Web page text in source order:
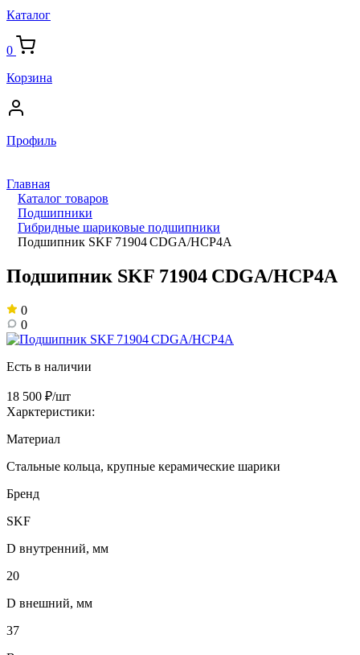
Каталог
0
Корзина
Профиль
Главная
Каталог товаров
Подшипники
Гибридные шариковые подшипники
Подшипник SKF 71904 CDGA/HCP4A
Подшипник SKF 71904 CDGA/HCP4A
0
0
Есть в наличии
18 500 ₽/шт
Харктеристики:
Материал
Стальные кольца, крупные керамические шарики
Бренд
SKF
D внутренний, мм
20
D внешний, мм
37